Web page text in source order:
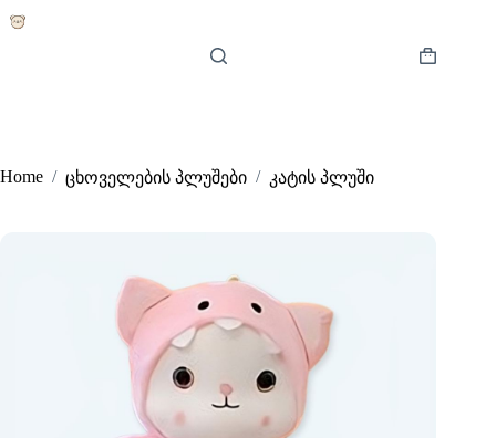
to
Shopping
Home / ცხოველების პლუშები / კატის პლუში